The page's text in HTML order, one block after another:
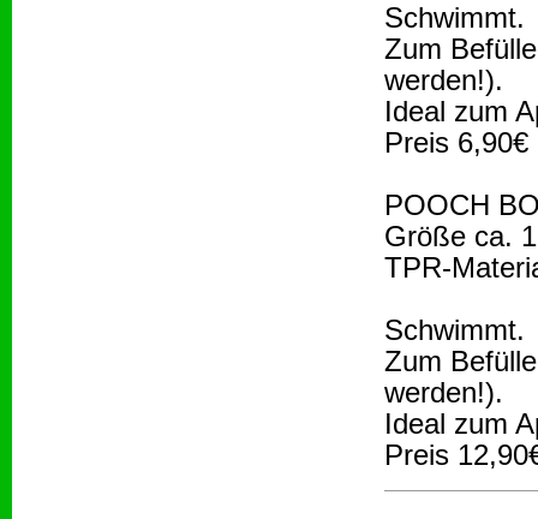
Schwimmt.
Zum
werden!).
Ideal zum
Preis 6,90€
POOCH
Größe ca.
TPR-
Schwimmt.
Zum
werden!).
Ideal zum
Preis